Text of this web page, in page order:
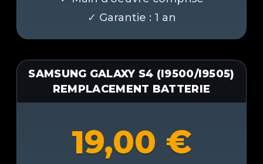
SAMSUNG GALAXY S4 (I9500/I9505)
REMPLACEMENT BATTERIE
19,00 €